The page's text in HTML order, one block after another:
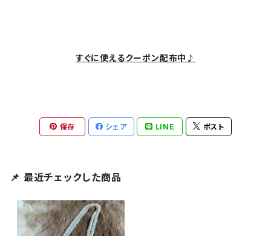
すぐに使えるクーポン配布中♪
保存 シェア LINE ポスト
📌 最近チェックした商品